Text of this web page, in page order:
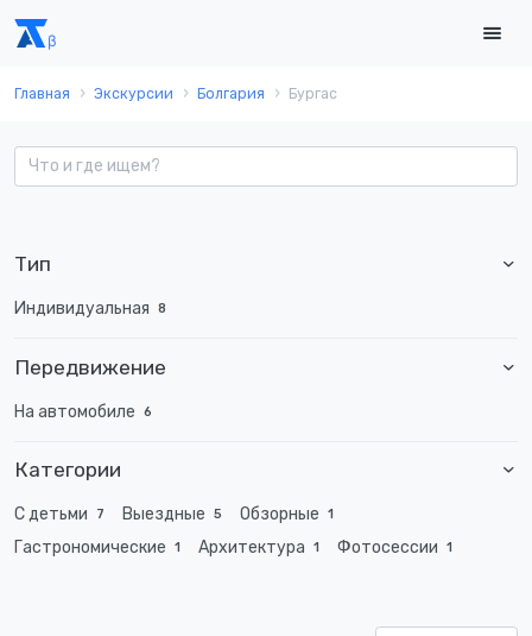
Главная Экскурсии Болгария Бургас
Тип
Индивидуальная 8
Передвижение
На автомобиле 6
Категории
С детьми 7 Выездные 5 Обзорные 1
Гастрономические 1 Архитектура 1 Фотосессии 1